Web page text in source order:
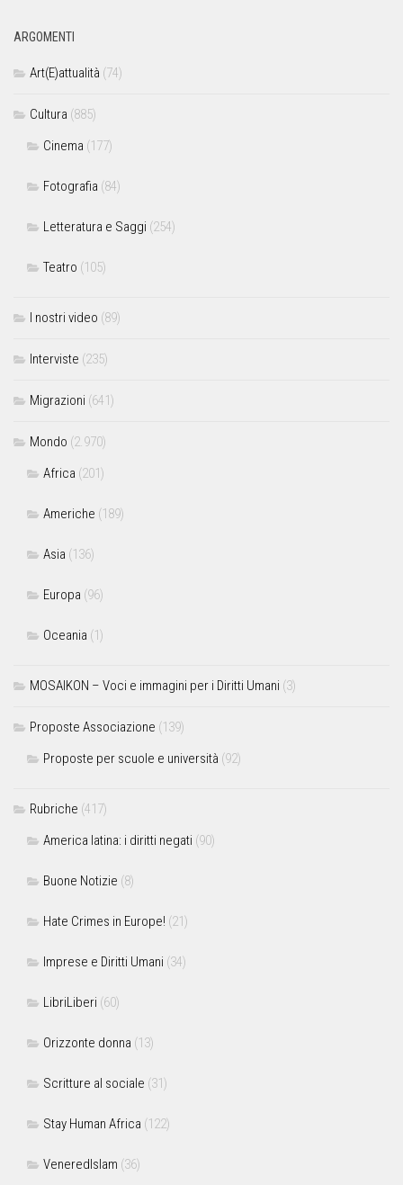
ARGOMENTI
Art(E)attualità (74)
Cultura (885)
Cinema (177)
Fotografia (84)
Letteratura e Saggi (254)
Teatro (105)
I nostri video (89)
Interviste (235)
Migrazioni (641)
Mondo (2.970)
Africa (201)
Americhe (189)
Asia (136)
Europa (96)
Oceania (1)
MOSAIKON – Voci e immagini per i Diritti Umani (3)
Proposte Associazione (139)
Proposte per scuole e università (92)
Rubriche (417)
America latina: i diritti negati (90)
Buone Notizie (8)
Hate Crimes in Europe! (21)
Imprese e Diritti Umani (34)
LibriLiberi (60)
Orizzonte donna (13)
Scritture al sociale (31)
Stay Human Africa (122)
VeneredIslam (36)